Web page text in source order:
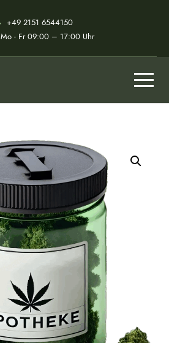
+49 2151 6544150
Mo - Fr 09:00 – 17:00 Uhr